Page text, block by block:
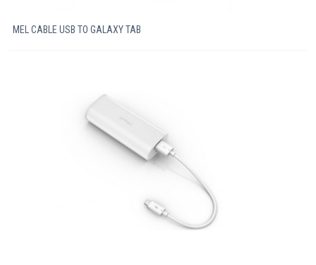
MEL CABLE USB TO GALAXY TAB